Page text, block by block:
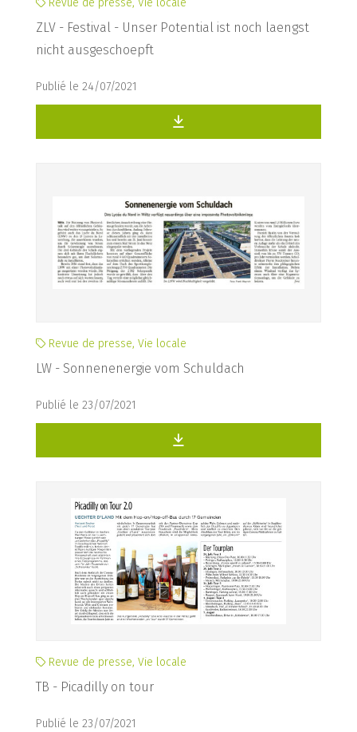
Revue de presse, Vie locale
ZLV - Festival - Unser Potential ist noch laengst
nicht ausgeschoepft
Publié le 24/07/2021
Revue de presse, Vie locale
LW - Sonnenenergie vom Schuldach
Publié le 23/07/2021
Revue de presse, Vie locale
TB - Picadilly on tour
Publié le 23/07/2021